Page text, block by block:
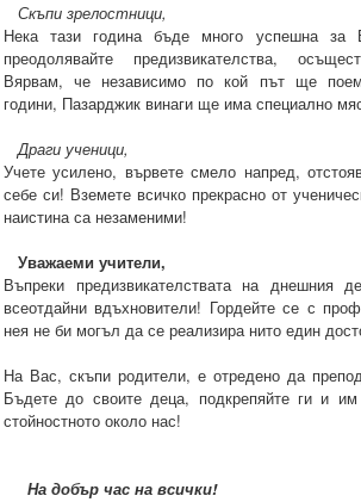
Скъпи зрелостници,
Нека тази година бъде много успешна за
преодолявайте предизвикателства,
Вярвам, че независимо по кой път ще
години, Пазарджик винаги ще има специално
Драги ученици,
Учете усилено, вървете смело напред,
себе си! Вземете всичко прекрасно от
наистина са незаменими!
Уважаеми учители,
Въпреки предизвикателствата на днешния
всеотдайни вдъхновители! Гордейте се с
нея не би могъл да се реализира нито един
На Вас, скъпи родители, е отредено да
Бъдете до своите деца, подкрепяйте ги и им
стойностното около нас!
На добър час на всички!